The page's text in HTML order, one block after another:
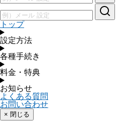
トップ
設定方法
各種手続き
料金・特典
お知らせ
よくある質問
お問い合わせ
× 閉じる